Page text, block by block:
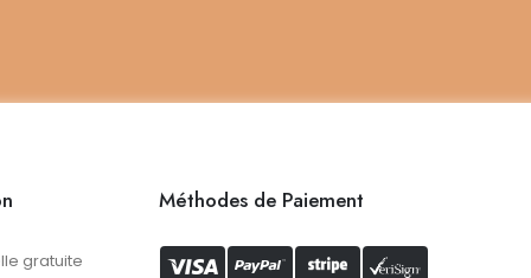
gratuite
Méthodes de Paiement